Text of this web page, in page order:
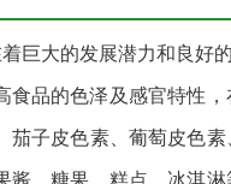
巨大的发展潜力和良好的
品的色泽及感官特性
子皮色素、葡萄皮色
、糖果、糕点、冰淇